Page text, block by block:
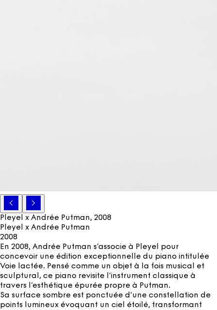
Pleyel x Andrée Putman, 2008
Pleyel x Andrée Putman
2008
En 2008, Andrée Putman s’associe à Pleyel pour
concevoir une édition exceptionnelle du piano intitulée
Voie lactée. Pensé comme un objet à la fois musical et
sculptural, ce piano revisite l’instrument classique à
travers l’esthétique épurée propre à Putman.
Sa surface sombre est ponctuée d’une constellation de
points lumineux évoquant un ciel étoilé, transformant